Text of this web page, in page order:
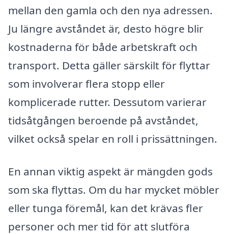
mellan den gamla och den nya adressen.
Ju längre avståndet är, desto högre blir
kostnaderna för både arbetskraft och
transport. Detta gäller särskilt för flyttar
som involverar flera stopp eller
komplicerade rutter. Dessutom varierar
tidsåtgången beroende på avståndet,
vilket också spelar en roll i prissättningen.
En annan viktig aspekt är mängden gods
som ska flyttas. Om du har mycket möbler
eller tunga föremål, kan det krävas fler
personer och mer tid för att slutföra